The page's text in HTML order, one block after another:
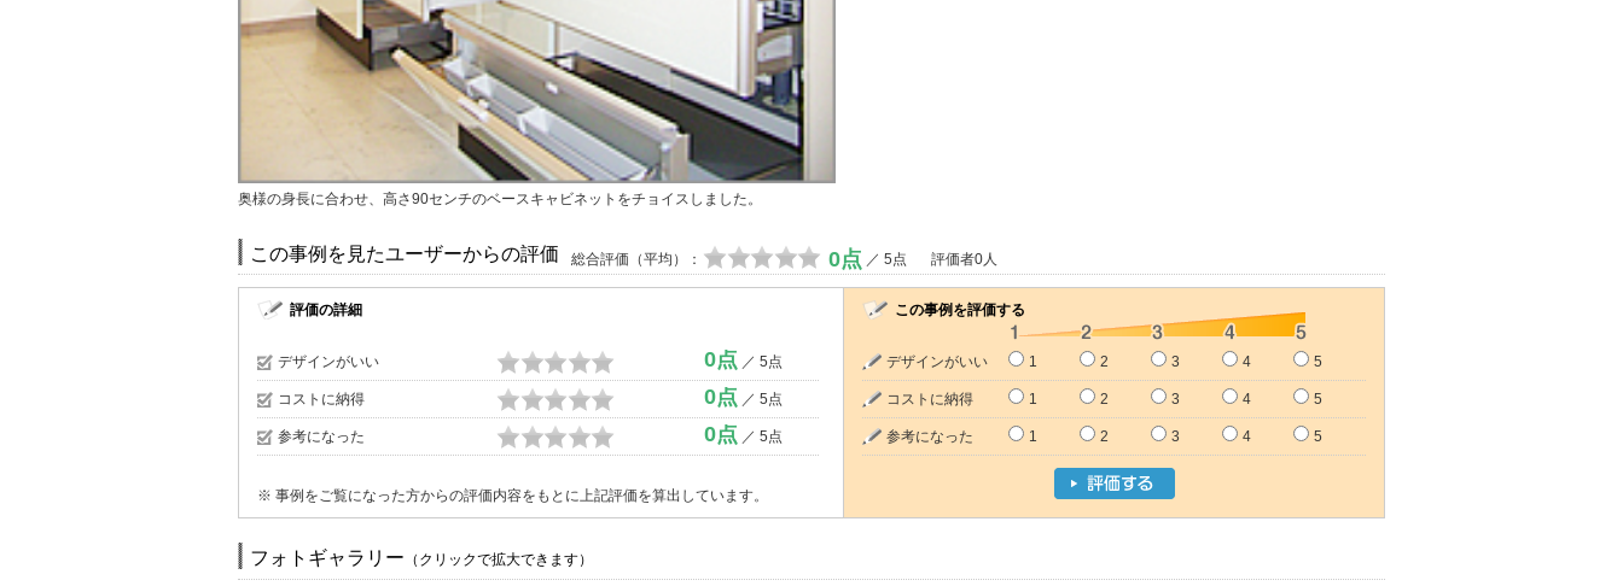
奥様の身長に合わせ、高さ90センチのベースキャビネットをチョイスしました。
この事例を見たユーザーからの評価 総合評価（平均）： 0点 ／ 5点 評価者0人
評価の詳細
デザインがいい 0点 ／ 5点
コストに納得 0点 ／ 5点
参考になった 0点 ／ 5点
※ 事例をご覧になった方からの評価内容をもとに上記評価を算出しています。
この事例を評価する
デザインがいい 1 2 3 4 5
コストに納得 1 2 3 4 5
参考になった 1 2 3 4 5
フォトギャラリー （クリックで拡大できます）